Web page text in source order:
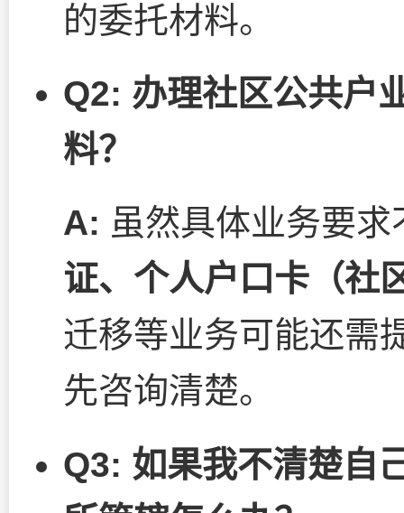
的委托材料。
Q2: 办理社区公共户
料？
A: 虽然具体业务要
证、个人户口卡（社
迁移等业务可能还需
先咨询清楚。
Q3: 如果我不清楚自